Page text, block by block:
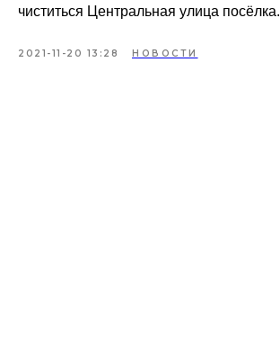
чиститься Центральная улица посёлка.
2021-11-20 13:28 НОВОСТИ